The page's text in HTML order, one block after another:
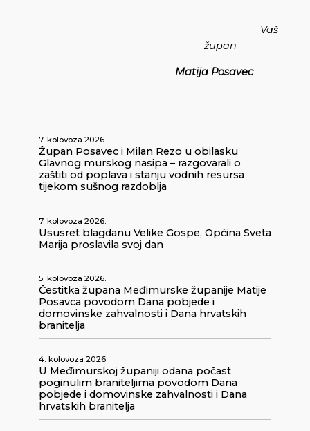
Vaš
župan
Matija Posavec
7. kolovoza 2026.
Župan Posavec i Milan Rezo u obilasku
Glavnog murskog nasipa – razgovarali o
zaštiti od poplava i stanju vodnih resursa
tijekom sušnog razdoblja
7. kolovoza 2026.
Ususret blagdanu Velike Gospe, Općina Sveta
Marija proslavila svoj dan
5. kolovoza 2026.
Čestitka župana Međimurske županije Matije
Posavca povodom Dana pobjede i
domovinske zahvalnosti i Dana hrvatskih
branitelja
4. kolovoza 2026.
U Međimurskoj županiji odana počast
poginulim braniteljima povodom Dana
pobjede i domovinske zahvalnosti i Dana
hrvatskih branitelja